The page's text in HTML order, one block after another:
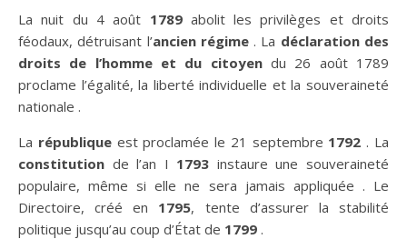
La nuit du 4 août 1789abolit les privilèges et droits
féodaux, détruisant l’ancien régime. La déclaration des
droits de l’homme et du citoyendu 26 août 1789
proclame l’égalité, la liberté individuelle et la souveraineté
nationale .
La républiqueest proclamée le 21 septembre 1792 . La
constitution de l’an I 1793 instaure une souveraineté
populaire, même si elle ne sera jamais appliquée . Le
Directoire, créé en 1795, tente d’assurer la stabilité
politique jusqu’au coup d’État de 1799 .